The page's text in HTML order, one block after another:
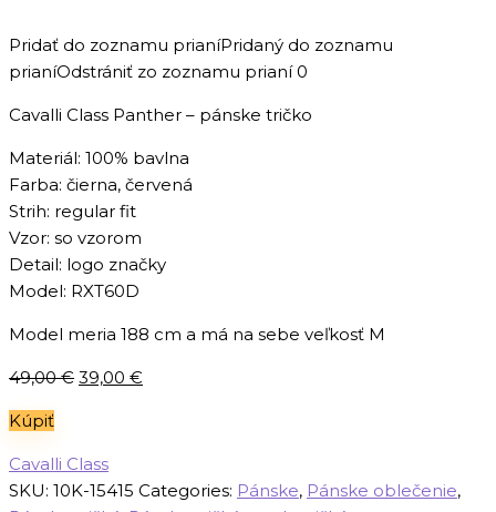
Pridať do zoznamu prianíPridaný do zoznamu
prianíOdstrániť zo zoznamu prianí 0
Cavalli Class Panther – pánske tričko
Materiál: 100% bavlna
Farba: čierna, červená
Strih: regular fit
Vzor: so vzorom
Detail: logo značky
Model: RXT60D
Model meria 188 cm a má na sebe veľkosť M
49,00€ Pôvodná
49,00 €.
39,00 €
Kúpiť
Cavalli Class
SKU: 10K-15415 Categories: Pánske, Pánske oblečenie,